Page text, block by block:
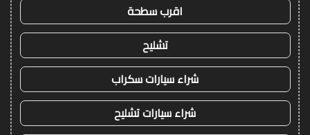
اقرب سطحة
تشليح
شراء سيارات سكراب
شراء سيارات تشليح